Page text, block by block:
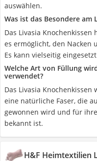
auswählen.
Was ist das Besondere am
Das Livasia
es ermöglicht, den Nacken
Es kann vielseitig
Welche Art von Füllung
verwendet?
Das Livasia
eine natürliche Faser, die
gewonnen wird und für
bekannt ist.
H&F Heimtextilien